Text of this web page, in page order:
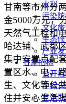
水利
污染
文化
生态
产业
甘肃招标
公开
中标
竞争
甘南等市州分
金5000万元，
天然气工程和
哈达铺、武都
集中安置点配
置区水、电、
生、文化等公
住并安心生活